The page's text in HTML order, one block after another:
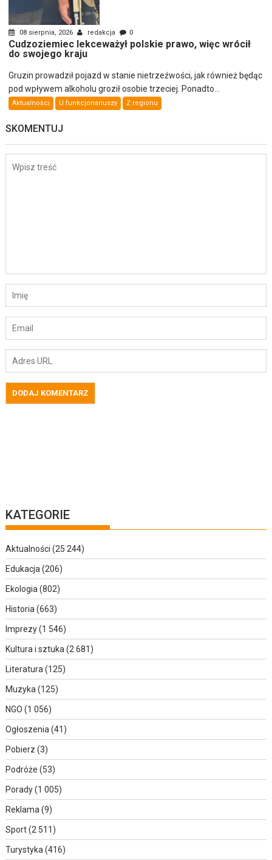
08 sierpnia, 2026 redakcja 0
Cudzoziemiec lekceważył polskie prawo, więc wrócił
do swojego kraju
Gruzin prowadził pojazd w stanie nietrzeźwości, jak również będąc
pod wpływem alkoholu groził osobie trzeciej. Ponadto...
Aktualności U funkcjonariuszy Z regionu
SKOMENTUJ
KATEGORIE
Aktualności (25 244)
Edukacja (206)
Ekologia (802)
Historia (663)
Imprezy(1 546)
Kultura i sztuka (2 681)
Literatura (125)
Muzyka (125)
NGO (1 056)
Ogłoszenia (41)
Pobierz (3)
Podróże (53)
Porady(1 005)
Reklama (9)
Sport(2 511)
Turystyka (416)